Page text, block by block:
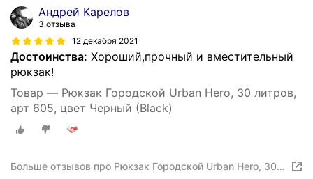
Андрей Карелов
3 отзыва
12 декабря 2021
Достоинства: Хороший,прочный и вместительный
рюкзак!
Товар — Рюкзак Городской Urban Hero, 30 литров,
арт 605, цвет Черный (Black)
Больше отзывов про Рюкзак Городской Urban Hero, 30